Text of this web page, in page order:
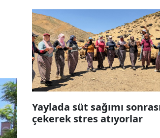
Yaylada süt sağımı
çekerek stres atıyorlar